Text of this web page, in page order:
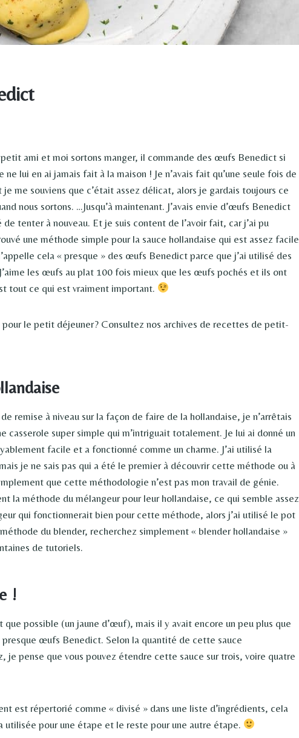
ami et moi sortons manger, il commande des œufs Benedict si
ne lui en ai jamais fait à la maison ! Je n’avais fait qu’une seule fois de
me souviens que c’était assez délicat, alors je gardais toujours ce
nous sortons. …Jusqu’à maintenant. J’avais envie d’œufs Benedict
tenter à nouveau. Et je suis content de l’avoir fait, car j’ai pu
une méthode simple pour la sauce hollandaise qui est assez facile
cela « presque » des œufs Benedict parce que j’ai utilisé des
les œufs au plat 100 fois mieux que les œufs pochés et ils ont
tout ce qui est vraiment important.
le petit déjeuner? Consultez nos archives de recettes de petit-
remise à niveau sur la façon de faire de la hollandaise, je n’arrêtais
casserole super simple qui m’intriguait totalement. Je lui ai donné un
facile et a fonctionné comme un charme. J’ai utilisé la
je ne sais pas qui a été le premier à découvrir cette méthode ou à
que cette méthodologie n’est pas mon travail de génie.
la méthode du mélangeur pour leur hollandaise, ce qui semble assez
qui fonctionnerait bien pour cette méthode, alors j’ai utilisé le pot
du blender, recherchez simplement « blender hollandaise »
de tutoriels.
!
que possible (un jaune d’œuf), mais il y avait encore un peu plus que
œufs Benedict. Selon la quantité de cette sauce
je pense que vous pouvez étendre cette sauce sur trois, voire quatre
est répertorié comme « divisé » dans une liste d’ingrédients, cela
utilisée pour une étape et le reste pour une autre étape.